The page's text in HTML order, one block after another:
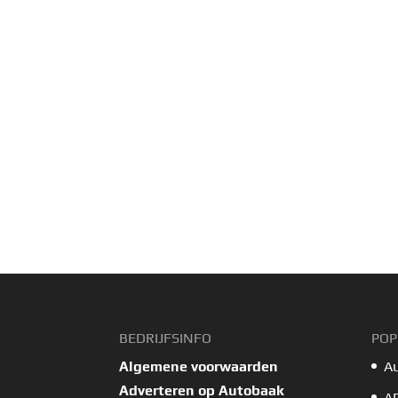
BEDRIJFSINFO
Algemene voorwaarden
Adverteren op Autobaak